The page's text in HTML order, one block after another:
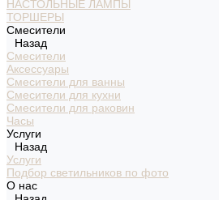
НАСТОЛЬНЫЕ ЛАМПЫ
ТОРШЕРЫ
Смесители
Назад
Смесители
Аксессуары
Смесители для ванны
Смесители для кухни
Смесители для раковин
Часы
Услуги
Назад
Услуги
Подбор светильников по фото
О нас